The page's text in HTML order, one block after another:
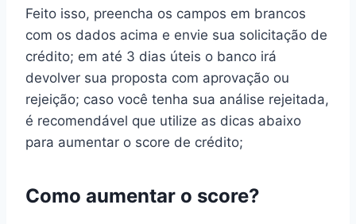
Feito isso, preencha os campos em brancos
com os dados acima e envie sua solicitação de
crédito; em até 3 dias úteis o banco irá
devolver sua proposta com aprovação ou
rejeição; caso você tenha sua análise rejeitada,
é recomendável que utilize as dicas abaixo
para aumentar o score de crédito;
Como aumentar o score?